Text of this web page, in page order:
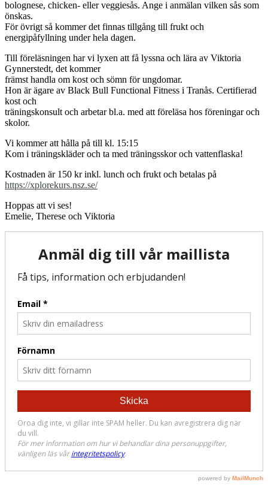
bolognese, chicken- eller veggiesås. Ange i anmälan vilken sås som
önskas.
För övrigt så kommer det finnas tillgång till frukt och
energipåfyllning under hela dagen.
Till föreläsningen har vi lyxen att få lyssna och lära av Viktoria
Gynnerstedt, det kommer
främst handla om kost och sömn för ungdomar.
Hon är ägare av Black Bull Functional Fitness i Tranås. Certifierad
kost och
träningskonsult och arbetar bl.a. med att föreläsa hos föreningar och
skolor.
Vi kommer att hålla på till kl. 15:15
Kom i träningskläder och ta med träningsskor och vattenflaska!
Kostnaden är 150 kr inkl. lunch och frukt och betalas på
https://xplorekurs.nsz.se/
Hoppas att vi ses!
Emelie, Therese och Viktoria